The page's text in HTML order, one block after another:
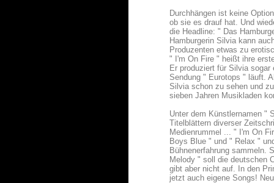
Durchhängen ist keine
ob sie es drauf hat. Und
die Headline: " Das
Hamburgerin Silvia kann
Produzenten etwas zu
" I'm On Fire " heißt ihre
Er produziert für Silvia
Sendung " Eurotops " läuft.
Silvia schon zu sehen und
sieben Jahren Musikladen
Unter dem Künstlernamen "
Titelblättern diverser
Medienrummel ... " I'm On
Boys Blue " und " Relax "
Bühnenerfahrung sammeln.
Melody " soll die deutschen
gibt aber nicht auf. In den
jetzt auch eigene Songs!